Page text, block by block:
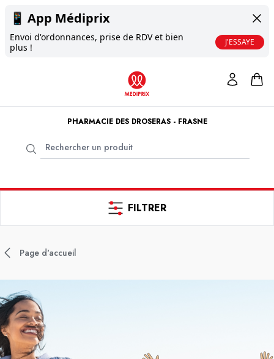
📱 App Médiprix
Envoi d'ordonnances, prise de RDV et bien
plus !
J'ESSAYE
PHARMACIE DES DROSERAS - FRASNE
FILTRER
Page d'accueil